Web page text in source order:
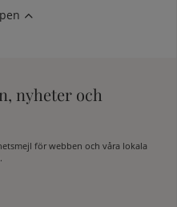
nyheter och
för webben och våra lokala